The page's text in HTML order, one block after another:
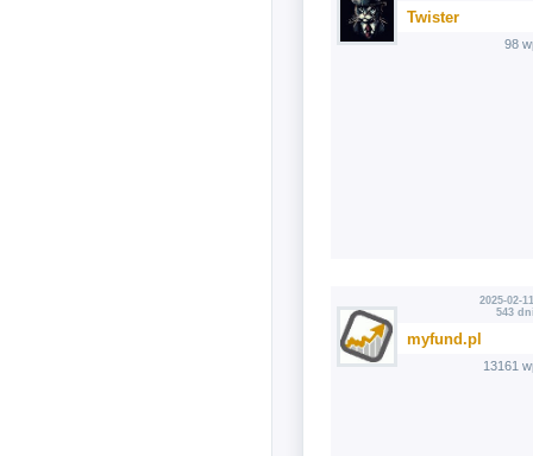
Twister
98
2025-02-
543
myfund.pl
13161